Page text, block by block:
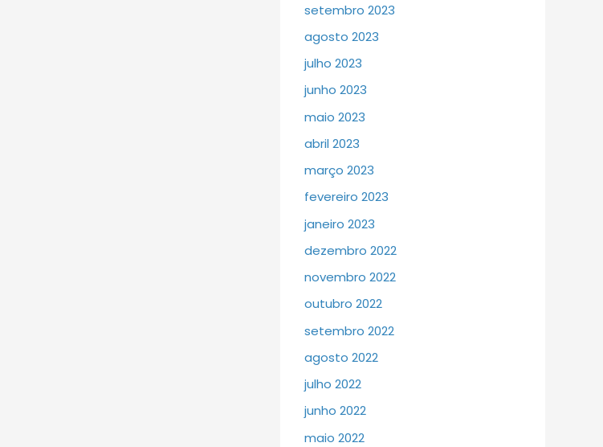
setembro 2023
agosto 2023
julho 2023
junho 2023
maio 2023
abril 2023
março 2023
fevereiro 2023
janeiro 2023
dezembro 2022
novembro 2022
outubro 2022
setembro 2022
agosto 2022
julho 2022
junho 2022
maio 2022